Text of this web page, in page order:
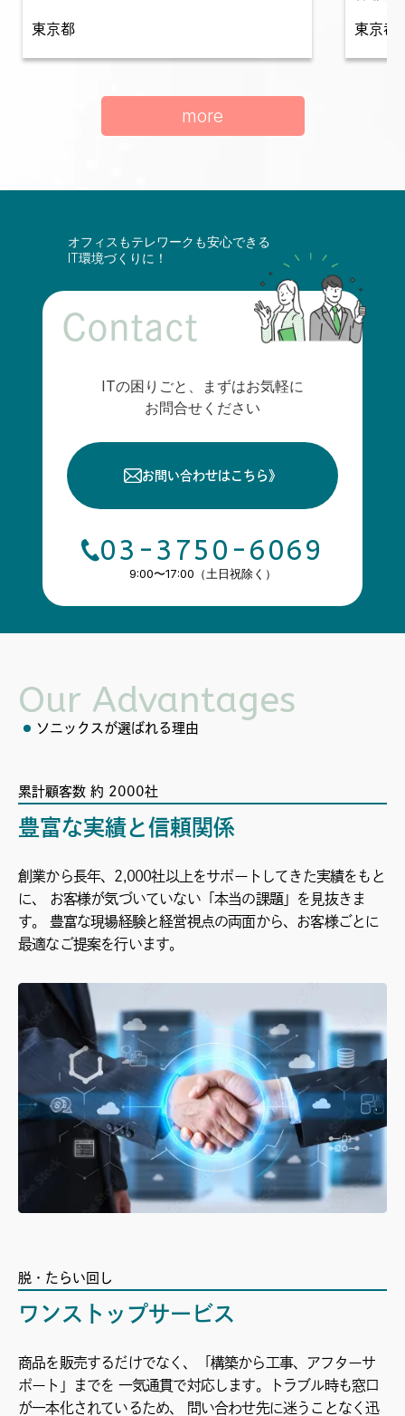
東京都 東京都
more
オフィスもテレワークも安心できる
IT環境づくりに！
Contact
ITの困りごと、まずはお気軽に
お問合せください
お問い合わせはこちら 》
03-3750-6069
9:00〜17:00（土日祝除く）
Our Advantages
ソニックスが選ばれる理由
累計顧客数 約 2000社
豊富な実績と信頼関係
創業から長年、2,000社以上をサポートしてきた実績をもと
に、 お客様が気づいていない「本当の課題」を見抜きま
す。 豊富な現場経験と経営視点の両面から、お客様ごとに
最適なご提案を行います。
脱・たらい回し
ワンストップサービス
商品を販売するだけでなく、「構築から工事、アフターサ
ポート」までを 一気通貫で対応します。トラブル時も窓口
が一本化されているため、 問い合わせ先に迷うことなく迅